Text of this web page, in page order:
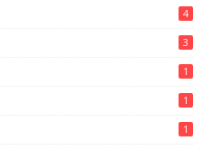
4
3
1
1
1